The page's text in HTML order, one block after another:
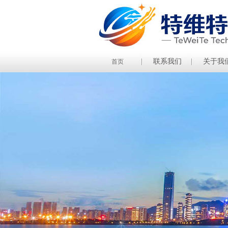
首页 联系我们 关于我